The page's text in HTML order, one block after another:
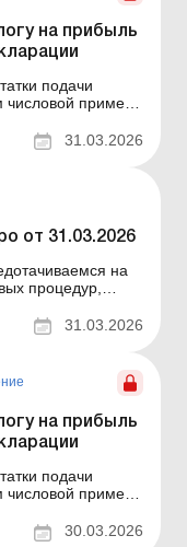
на прибыль
подачи
пример
то есть
31.03.2026
от 31.03.2026
на
процедур,
Разбираем
между системами
31.03.2026
на прибыль
подачи
пример
№ 13 от 31
30.03.2026